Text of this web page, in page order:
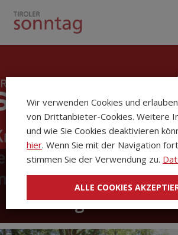
Die Kirchenzeitung
Sonntag
Wir verwenden Cookies und
von Drittanbieter-Cookies. Weitere
und wie Sie Cookies deaktivieren
hier. Wenn Sie mit der Navigation
stimmen Sie der Verwendung zu.
ALLE COOKIES